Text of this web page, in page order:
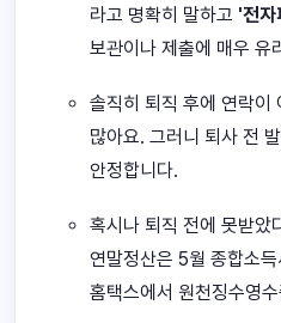
라고 명확히 말하고 '전
보관이나 제출에 매우 유
솔직히 퇴직 후에 연락이
많아요. 그러니 퇴사 전
안정합니다.
혹시나 퇴직 전에 못받았
연말정산은 5월 종합소
홈택스에서 원천징수영